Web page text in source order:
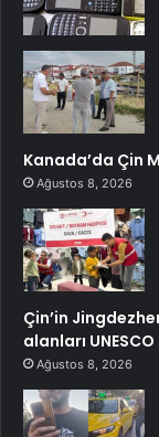
Kanada’da Çin
Ağustos 8, 2026
Çin’in
alanları
Ağustos 8, 2026